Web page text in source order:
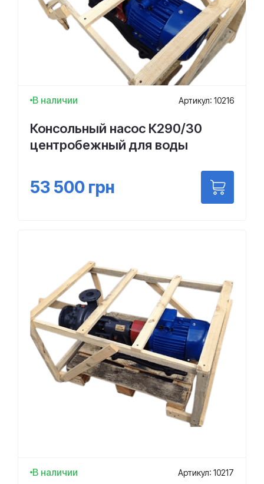
В наличии Артикул: 10216
Консольный насос К290/30
центробежный для воды
53 500 грн
В наличии Артикул: 10217